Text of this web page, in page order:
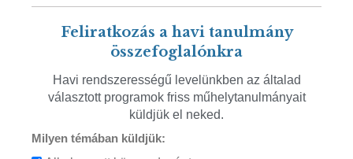
Feliratkozás a havi tanulmány
összefoglalónkra
Havi rendszerességű levelünkben az általad
választott programok friss műhelytanulmányait
küldjük el neked.
Milyen témában küldjük: